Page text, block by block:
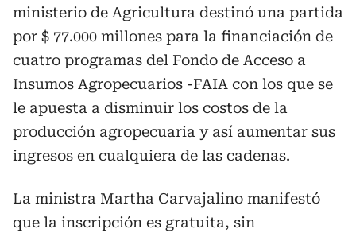
ministerio de Agricultura destinó una partida
por $ 77.000 millones para la financiación de
cuatro programas del Fondo de Acceso a
Insumos Agropecuarios -FAIA con los que se
le apuesta a disminuir los costos de la
producción agropecuaria y así aumentar sus
ingresos en cualquiera de las cadenas.
La ministra Martha Carvajalino manifestó
que la inscripción es gratuita, sin